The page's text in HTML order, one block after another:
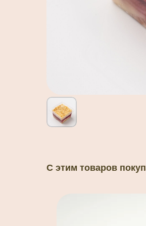
С этим товаров